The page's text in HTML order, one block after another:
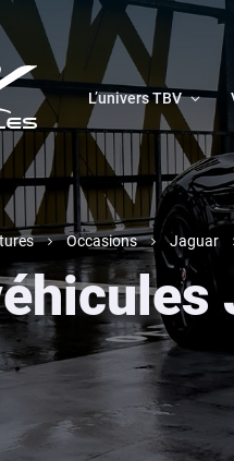
L’univers TBV
Occasions Jaguar